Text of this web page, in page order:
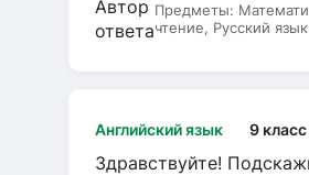
Предметы:
чтение, Русский язык
Английский язык 9 класс
Здравствуйте!